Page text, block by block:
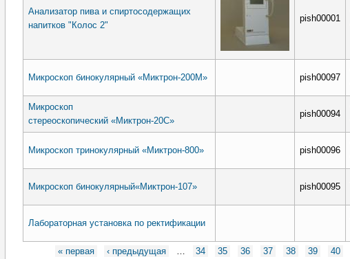
Анализатор пива и спиртосодержащих
напитков "Колос 2"
pish00001
Микроскоп бинокулярный «Миктрон-200М» pish00097
Микроскоп
стереоскопический «Миктрон-20С»
pish00094
Микроскоп тринокулярный «Миктрон-800» pish00096
Микроскоп бинокулярный«Миктрон-107» pish00095
Лабораторная установка по ректификации
Страницы
« первая ‹ предыдущая … 34 35 36 37 38 39 40